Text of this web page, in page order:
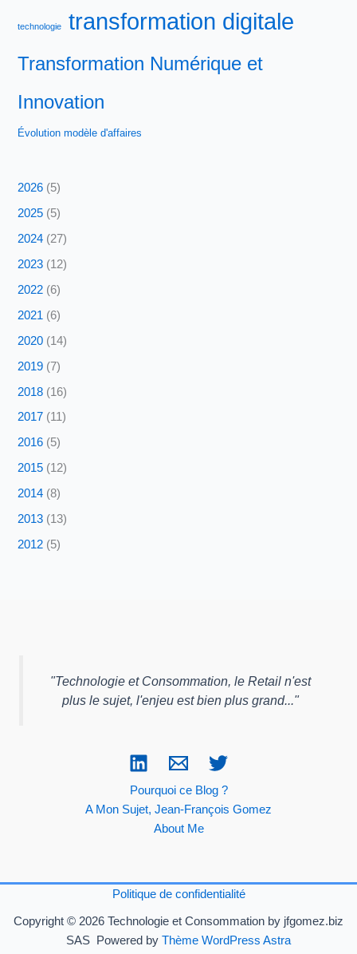
technologie transformation digitale
Transformation Numérique et
Innovation
Évolution modèle d'affaires
2026 (5)
2025 (5)
2024 (27)
2023 (12)
2022 (6)
2021 (6)
2020 (14)
2019 (7)
2018 (16)
2017 (11)
2016 (5)
2015 (12)
2014 (8)
2013 (13)
2012 (5)
"Technologie et Consommation, le Retail n'est
plus le sujet, l'enjeu est bien plus grand... "
Pourquoi ce Blog ?
A Mon Sujet, Jean-François Gomez
About Me
Politique de confidentialité
Copyright © 2026 Technologie et Consommation by jfgomez.biz
SAS Powered by Thème WordPress Astra